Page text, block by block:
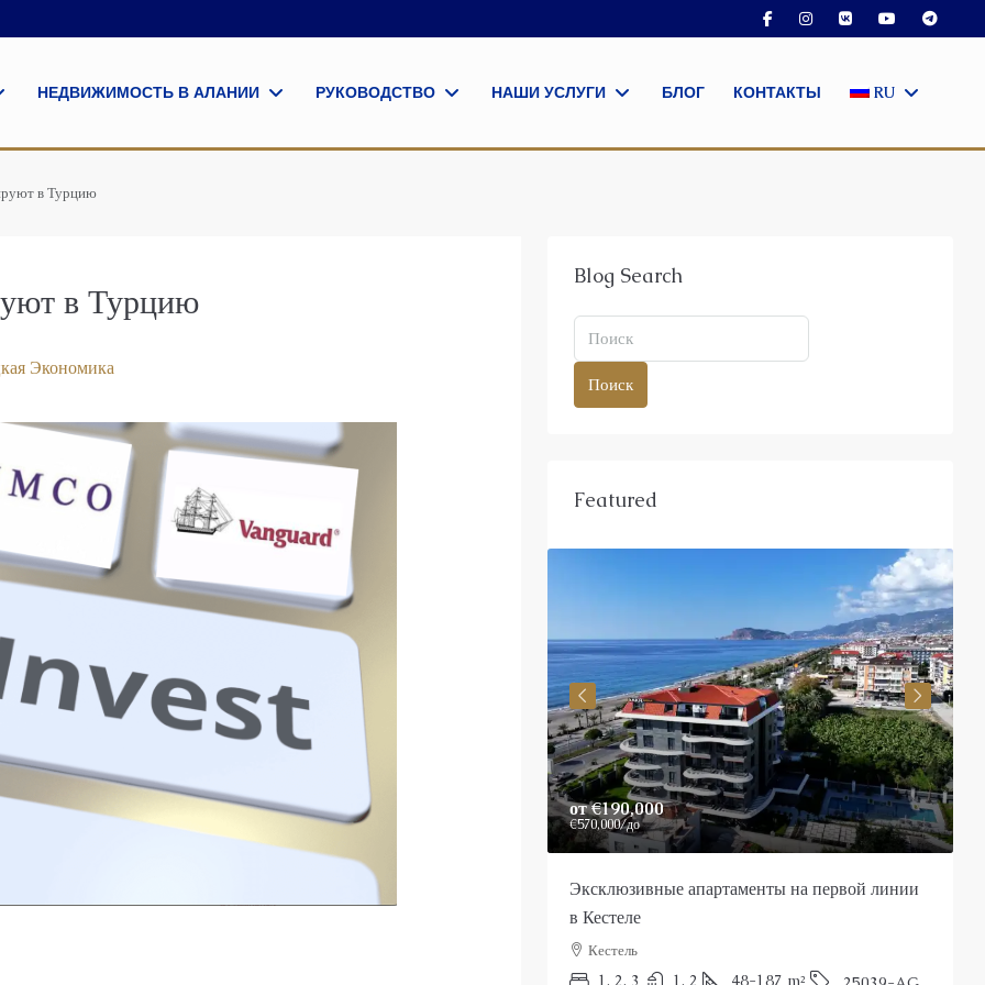
НЕДВИЖИМОСТЬ В АЛАНИИ РУКОВОДСТВО НАШИ УСЛУГИ БЛОГ КОНТАКТЫ RU
в Турцию
в Турцию
Экономика
Blog Search
Поиск
Featured
Price on Request
Роскошные апартаменты на продажу в Оба
от€190,000
€570,000/до
Эксклюзивные апартаменты на первой линии
в Кестеле
Кестель
1, 2, 3 1, 2 48-187 m²